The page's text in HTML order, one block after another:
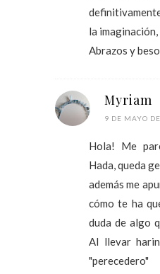
la
Abrazos y
Myriam
9 DE MAYO
Hola! Me
Hada, queda
además me
cómo te ha
duda de algo
Al llevar
"perecedero"